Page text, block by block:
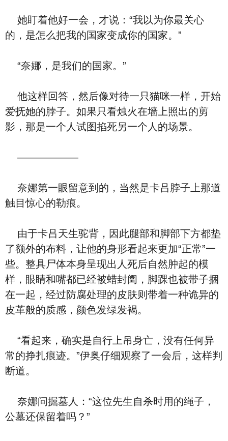
她盯着他好一会，才说：“我以为你最关心
的，是怎么把我的国家变成你的国家。”
“奈娜，是我们的国家。”
他这样回答，然后像对待一只猫咪一样，开始
爱抚她的脖子。如果只看烛火在墙上照出的剪
影，那是一个人试图掐死另一个人的场景。
——————
奈娜第一眼留意到的，当然是卡吕脖子上那道
触目惊心的勒痕。
由于卡吕天生驼背，因此腿部和脚部下方都垫
了额外的布料，让他的身形看起来更加“正常”一
些。整具尸体本身呈现出人死后自然肿起的模
样，眼睛和嘴都已经被蜡封阖，脚踝也被带子捆
在一起，经过防腐处理的皮肤则带着一种诡异的
皮革般的质感，颜色发绿发褐。
“看起来，确实是自行上吊身亡，没有任何异
常的挣扎痕迹。”伊奥仔细观察了一会后，这样判
断道。
奈娜问掘墓人：“这位先生自杀时用的绳子，
公墓还保留着吗？”